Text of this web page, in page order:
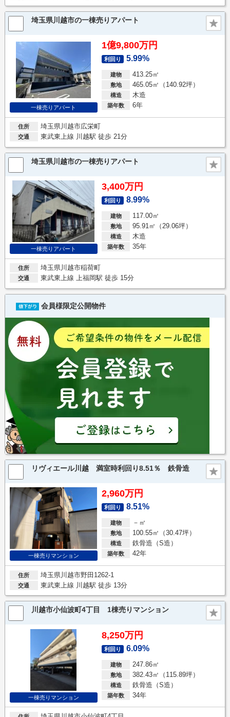
埼玉県川越市の一棟売りアパート
一棟売りアパート
1億9,800万円
利回り 5.99%
建物 413.25㎡
敷地 465.05㎡（140.92坪）
構造 木造
築年数 6年
住所 埼玉県川越市広栄町
交通 東武東上線 川越駅 徒歩 21分
埼玉県川越市の一棟売りアパート
一棟売りアパート
3,400万円
利回り 8.99%
建物 117.00㎡
敷地 95.91㎡（29.06坪）
構造 木造
築年数 35年
住所 埼玉県川越市稲荷町
交通 東武東上線 上福岡駅 徒歩 15分
会員様限定公開物件
リヴィエール川越 満室時利回り8.51％ 鉄骨造
一棟売りマンション
2,960万円
利回り 8.51%
建物 －㎡
敷地 100.55㎡（30.47坪）
構造 鉄骨造（S造）
築年数 42年
住所 埼玉県川越市野田1262-1
交通 東武東上線 川越駅 徒歩 13分
川越市小仙波町4丁目 1棟売りマンション
一棟売りマンション
8,250万円
利回り 6.09%
建物 247.86㎡
敷地 382.43㎡（115.89坪）
構造 鉄骨造（S造）
築年数 34年